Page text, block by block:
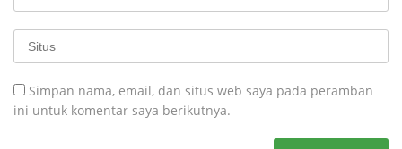
Simpan nama, email, dan situs web saya pada peramban
ini untuk komentar saya berikutnya.